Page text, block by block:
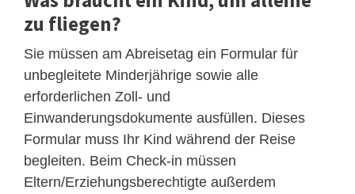
zu fliegen?
Sie müssen am Abreisetag ein Formular für
unbegleitete Minderjährige sowie alle
erforderlichen Zoll- und
Einwanderungsdokumente ausfüllen. Dieses
Formular muss Ihr Kind während der Reise
begleiten. Beim Check-in müssen
Eltern/Erziehungsberechtigte außerdem